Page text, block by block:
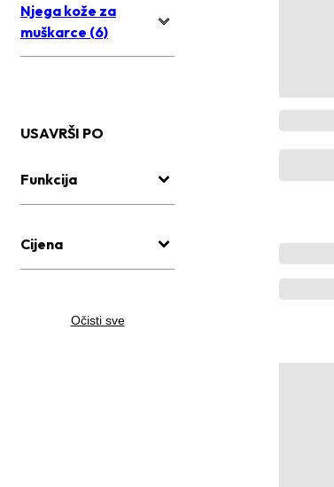
Njega kože za
muškarce (6)
USAVRŠI PO
Funkcija
Cijena
Očisti sve